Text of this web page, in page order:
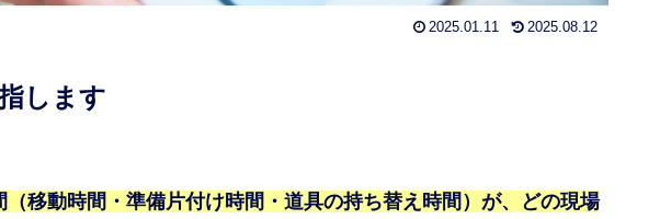
2025.01.11 2025.08.12
します
移動時間・準備片付け時間・道具の持ち替え時間）が、どの現場